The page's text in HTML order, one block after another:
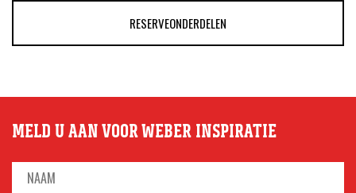
RESERVEONDERDELEN
MELD U AAN VOOR WEBER INSPIRATIE